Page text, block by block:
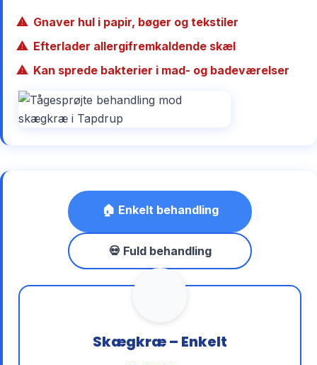
Gnaver hul i papir, bøger og tekstiler
Efterlader allergifremkaldende skæl
Kan sprede bakterier i mad- og badeværelser
🏠 Enkelt behandling
💀 Fuld behandling
Skægkræ – Enkelt